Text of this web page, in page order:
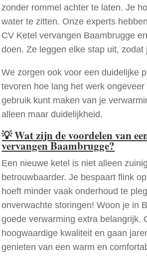
zonder rommel achter te laten. Je
water te zitten. Onze experts
CV Ketel vervangen Baambrugge
doen. Ze leggen elke stap uit,
We zorgen ook voor een duidelijke
tevoren hoe lang het werk
gebruik kunt maken van je
alleen maar duidelijkheid.
💡Wat zijn de voordelen van
vervangen Baambrugge?
Een nieuwe ketel is niet alleen
betrouwbaarder. Je bespaart flink
hoeft minder vaak onderhoud te
onverwachte storingen! Woon je in
goede verwarming extra belangrijk.
hoogwaardige kwaliteit en gaan
genieten van een warm en